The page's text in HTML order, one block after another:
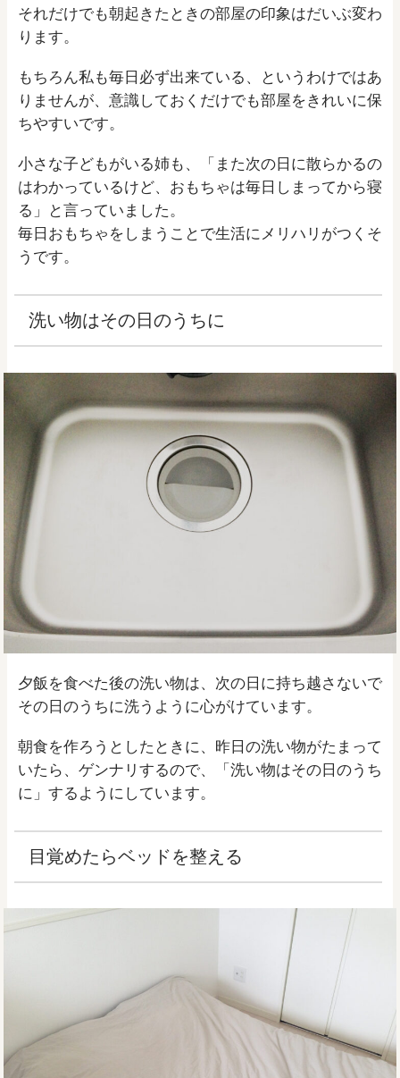
それだけでも朝起きたときの部屋の印象はだいぶ変わ
ります。
もちろん私も毎日必ず出来ている、というわけではあ
りませんが、意識しておくだけでも部屋をきれいに保
ちやすいです。
小さな子どもがいる姉も、「また次の日に散らかるの
はわかっているけど、おもちゃは毎日しまってから寝
る」と言っていました。
毎日おもちゃをしまうことで生活にメリハリがつくそ
うです。
洗い物はその日のうちに
夕飯を食べた後の洗い物は、次の日に持ち越さないで
その日のうちに洗うように心がけています。
朝食を作ろうとしたときに、昨日の洗い物がたまって
いたら、ゲンナリするので、「洗い物はその日のうち
に」するようにしています。
目覚めたらベッドを整える